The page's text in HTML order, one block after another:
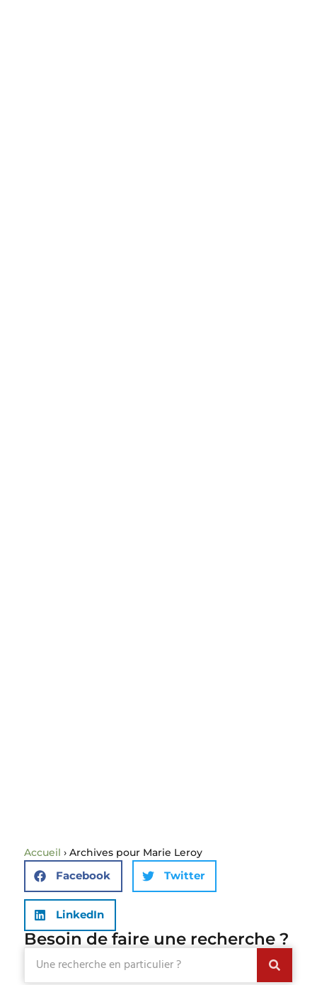
Accueil › Archives pour Marie Leroy
Facebook Twitter
LinkedIn
Besoin de faire une recherche ?